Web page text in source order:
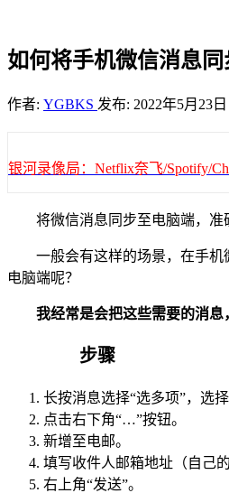
如何将手机微信消息同
作者: YGBKS 发布: 2022年5月23日
银河录像局：Netflix奈飞/Spotify/
将微信消息同步至电脑端，准
一般会有这样的场景，在手
电脑端呢？
我经常是会把这些需要的消息
步骤
长按消息选择“选多项”，选
点击右下角“…”按钮。
新增至电邮。
填写收件人邮箱地址（自己
右上角“发送”。